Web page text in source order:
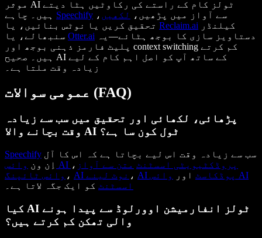
موثر AI ٹولز کام کے راستے کی رکاوٹیں ہٹا دیتے
Speechify سے آواز میں پڑھیں، لکھیں ،
Reclaim.ai
Otter.ai
پلیٹ فارمز ذہنی بوجھ اور context switching کم کرتے
ہیں۔ صحیح AI کے ساتھ آپ کو اصل اہم کام کے لیے
زیادہ وقت ملتا ہے۔
عمومی سوالات (FAQ)
پڑھائی، لکھائی اور تحقیق میں سب سے زیادہ
وقت بچانے والا AI ٹول کون سا ہے؟
Speechify
اِن ون
وائس AI پروڈکٹیویٹی اسسٹنٹ متن سے آواز ،
وائس ٹائپنگ ، AI نوٹ لینے ، AI پوڈکاسٹ اور
وائس AI
اسسٹنٹ کو ایک جگہ لاتا ہے۔
کیا AI ٹولز انفارمیشن اوورلوڈ سے پیدا ہونے
والی تھکن کم کرتے ہیں؟